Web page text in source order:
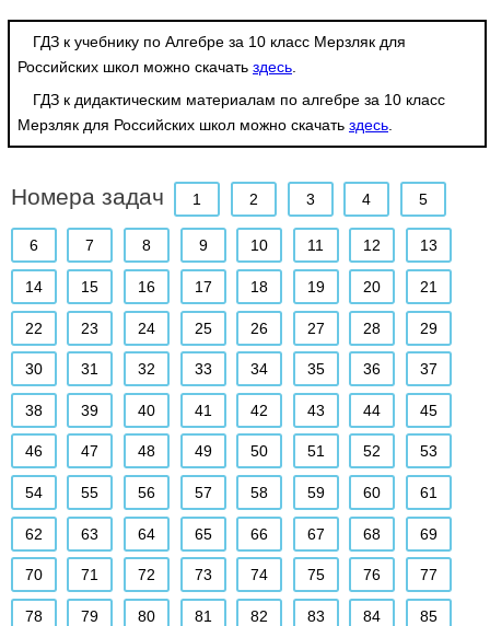
ГДЗ к учебнику по Алгебре за 10 класс Мерзляк для
Российских школ можно скачать здесь
ГДЗ к дидактическим материалам по алгебре за 10 класс
Мерзляк для Российских школ можно скачать здесь
Номера задач 1 2 3 4 5
6 7 8 9 10 11 12 13
14 15 16 17 18 19 20 21
22 23 24 25 26 27 28 29
30 31 32 33 34 35 36 37
38 39 40 41 42 43 44 45
46 47 48 49 50 51 52 53
54 55 56 57 58 59 60 61
62 63 64 65 66 67 68 69
70 71 72 73 74 75 76 77
78 79 80 81 82 83 84 85